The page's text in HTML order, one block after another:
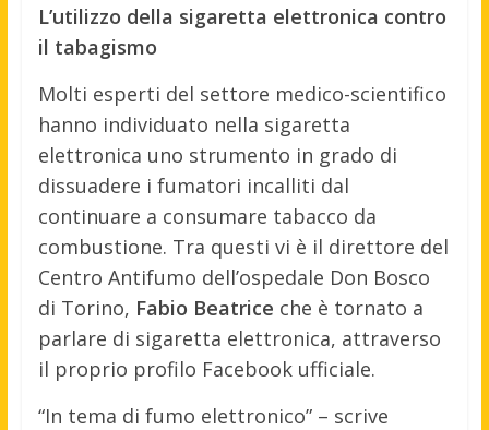
L’utilizzo della sigaretta elettronica contro
il tabagismo
Molti esperti del settore medico-scientifico
hanno individuato nella sigaretta
elettronica uno strumento in grado di
dissuadere i fumatori incalliti dal
continuare a consumare tabacco da
combustione. Tra questi vi è il direttore del
Centro Antifumo dell’ospedale Don Bosco
di Torino, Fabio Beatrice che è tornato a
parlare di sigaretta elettronica, attraverso
il proprio profilo Facebook ufficiale.
“In tema di fumo elettronico” – scrive